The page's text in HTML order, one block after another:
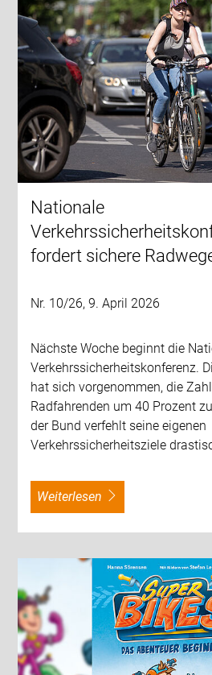
Nationale
fordert sichere
Nr. 10/26, 9. April 2026
Nächste Woche beginnt die
Verkehrssicherheitskonferenz.
hat sich vorgenommen, die
Radfahrenden um 40 Prozent
der Bund verfehlt seine eigenen
Verkehrssicherheitsziele
weiterlesen